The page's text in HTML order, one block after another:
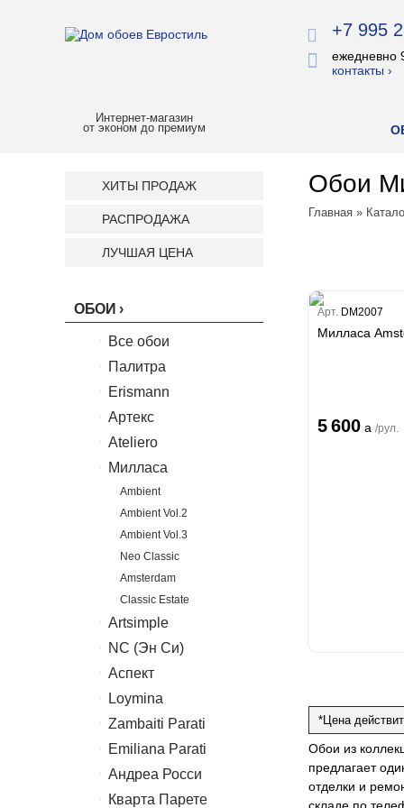
Интернет-магазин
от эконом до премиум
+7 995
ежедневно
контакты ›
ХИТЫ ПРОДАЖ
РАСПРОДАЖА
ЛУЧШАЯ ЦЕНА
ОБОИ
Все обои
Палитра
Палитра
Erismann
Erismann
Артекс
Артекс
Ateliero
Ateliero
Милласа
Ambient
Ambient Vol.2
Ambient Vol.3
Neo Classic
Amsterdam
Classic Estate
Artsimple
Geometry
Mixture
Mixture Textile
NC (Эн Си)
Колор
Аспект
Аспект
Loymina
Hygge 2
Zambaiti Parati
Melodia
Canova
Emiliana Parati
G.F.Ferre 3
Valentin Yudashkin 5
Андреа Росси
Понза
Кварта Парете
Обои
Главная »
Арт. DM2007
Милласа
5 600 a /рул.
*Цена
Обои из
предлагает
отделки и